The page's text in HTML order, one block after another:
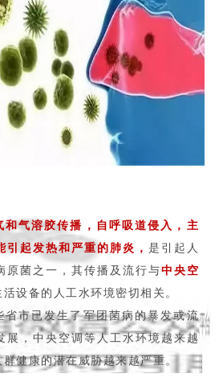
和气溶胶传播， 自呼吸道侵入
，主
引起发热和严重的肺炎， 是引起人
原菌之一，其传播及流行与中央空
设备的人工水环境密切相关。
省市已发生了军团菌病的暴发或流
展，中央空调等人工水环境越来越
健康的潜在威胁越来越严重。